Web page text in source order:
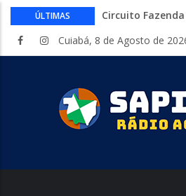
ÚLTIMAS
Circuito
atividades do
sexta-feira
Começa nesta
Mato Grosso
crimes digitais
CAIXA e iFood
Cuiabá, 8 de Agosto de